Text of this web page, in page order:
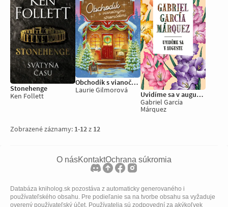
Stonehenge
Ken Follett
Obchodík s vianočnými stromčekmi
Laurie Gilmorová
Uvidíme sa v auguste
Gabriel García
Márquez
Zobrazené záznamy: 1-12 z 12
O násKontaktOchrana súkromia
Databáza kniholog.sk pozostáva z automaticky generovaného i
používateľského obsahu. Pre podieľanie sa na tvorbe obsahu sa vyžaduje
overený používateľský účet. Používatelia sú zodpovední za akýkoľvek